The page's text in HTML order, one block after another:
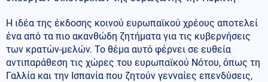
Η ιδέα της έκδοσης κοινού ευρωπαϊκού χρέους αποτελεί
ένα από τα πιο ακανθώδη ζητήματα για τις κυβερνήσεις
των κρατών-μελών. Το θέμα αυτό φέρνει σε ευθεία
αντιπαράθεση τις χώρες του ευρωπαϊκού Νότου, όπως τη
Γαλλία και την Ισπανία που ζητούν γενναίες επενδύσεις,